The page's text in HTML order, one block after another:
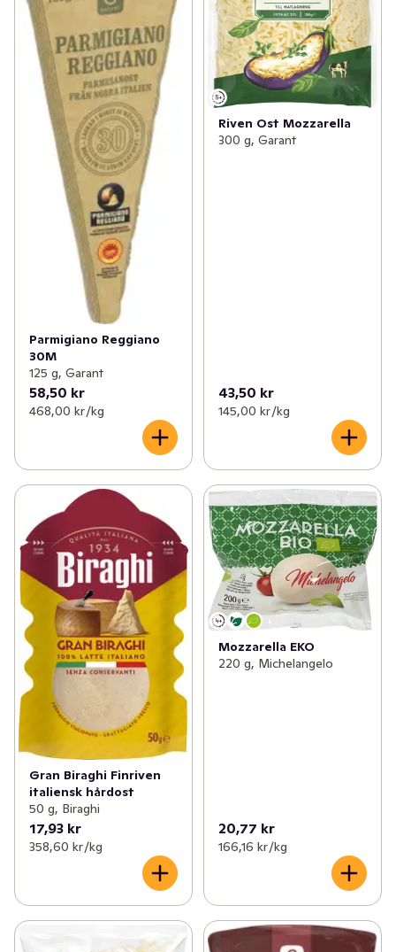
Parmigiano Reggiano
30M
125 g, Garant
58,50 kr
468,00 kr /kg
Riven Ost Mozzarella
300 g, Garant
43,50 kr
145,00 kr /kg
Gran Biraghi Finriven
italiensk hårdost
50 g, Biraghi
17,93 kr
358,60 kr /kg
Mozzarella EKO
220 g, Michelangelo
20,77 kr
166,16 kr /kg